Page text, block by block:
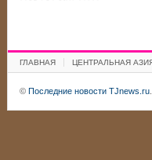
ГЛАВНАЯ ЦЕНТРАЛЬНАЯ
© Последние новости TJnews.ru